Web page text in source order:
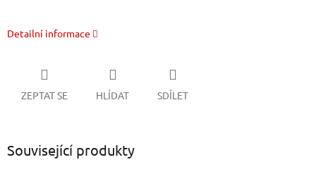
Detailní informace
ZEPTAT SE HLÍDAT SDÍLET
Související produkty